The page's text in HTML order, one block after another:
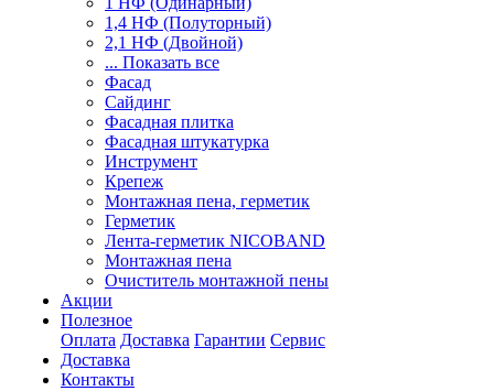
1,4 НФ (Полуторный)
2,1 НФ (Двойной)
... Показать все
Фасад
Сайдинг
Фасадная плитка
Фасадная штукатурка
Инструмент
Крепеж
Монтажная пена, герметик
Герметик
Лента-герметик NICOBAND
Монтажная пена
Очиститель монтажной пены
Акции
Полезное
Оплата Доставка Гарантии Сервис
Доставка
Контакты